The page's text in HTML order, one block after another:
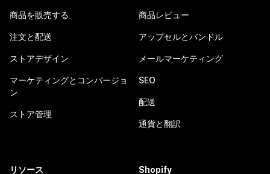
商品を販売する
注文と配送
ストアデザイン
マーケティングとコンバージョ
ン
ストア管理
商品レビュー
アップセルとバンドル
メールマーケティング
SEO
配送
通貨と翻訳
リソース Shopify